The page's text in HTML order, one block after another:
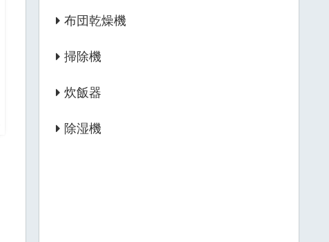
布団乾燥機
掃除機
炊飯器
除湿機